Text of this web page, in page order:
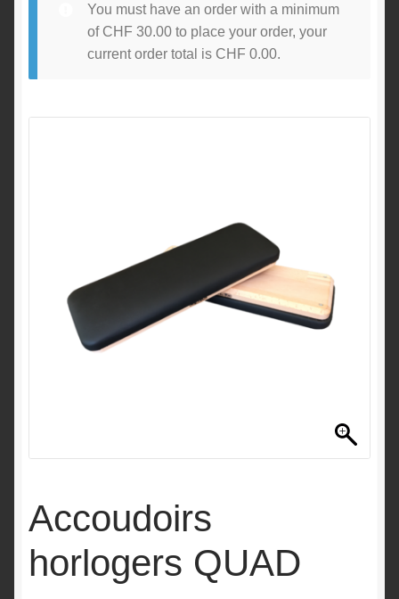
You must have an order with a minimum
of CHF 30.00to place your order, your
current order total is CHF 0.00.
Accoudoirs
horlogers QUAD